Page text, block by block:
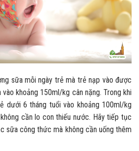
sữa mỗi ngày trẻ mà trẻ nạp vào được
khoảng 150ml/kg cân nặng. Trong khi
dưới 6 tháng tuổi vào khoảng 100ml/kg
cần lo con thiếu nước. Hãy tiếp tục
sữa công thức mà không cần uống thêm